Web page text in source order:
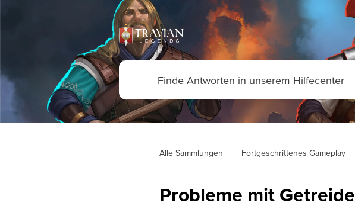
Alle Sammlungen Fortgeschrittenes Gameplay
Probleme mit Getreide